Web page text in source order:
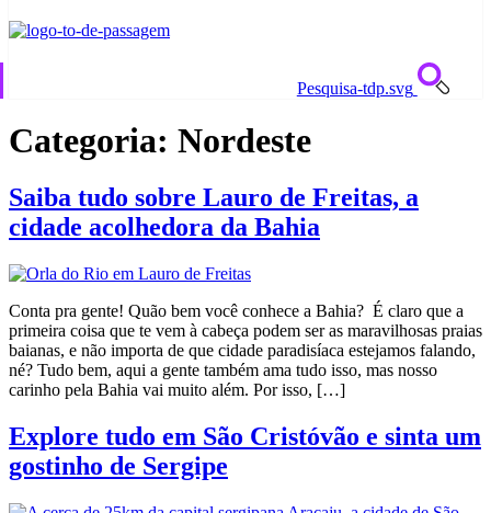
Pesquisa-tdp.svg
Categoria: Nordeste
Saiba tudo sobre Lauro de Freitas, a
cidade acolhedora da Bahia
Conta pra gente! Quão bem você conhece a Bahia? É claro que a
primeira coisa que te vem à cabeça podem ser as maravilhosas praias
baianas, e não importa de que cidade paradisíaca estejamos falando,
né? Tudo bem, aqui a gente também ama tudo isso, mas nosso
carinho pela Bahia vai muito além. Por isso, […]
Explore tudo em São Cristóvão e sinta um
gostinho de Sergipe